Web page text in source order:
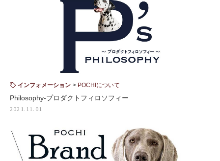
インフォメーション POCHIについて
Philosophy-プロダクトフィロソフィー
2021.11.01